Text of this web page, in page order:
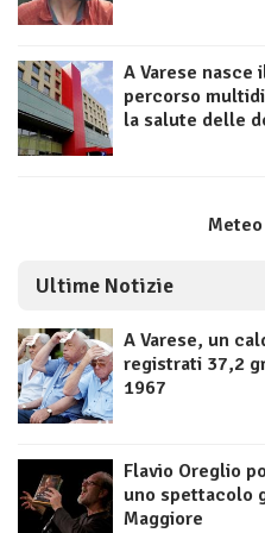
A Varese nasce
percorso
la salute delle
Meteo
Ultime Notizie
A Varese, un
registrati 37,2
1967
Flavio Oreglio
uno spettacolo
Maggiore